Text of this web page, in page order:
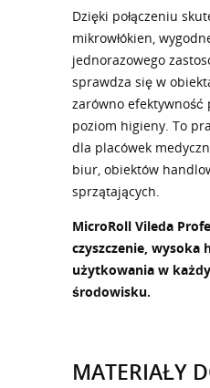
Dzięki połączeniu
mikrowłókien,
jednorazowego
sprawdza się w
zarówno efektywność
poziom higieny. To
dla placówek
biur, obiektów
sprzątających.
MicroRoll Vileda
czyszczenie, wysoka
użytkowania w
środowisku.
MATERIAŁY